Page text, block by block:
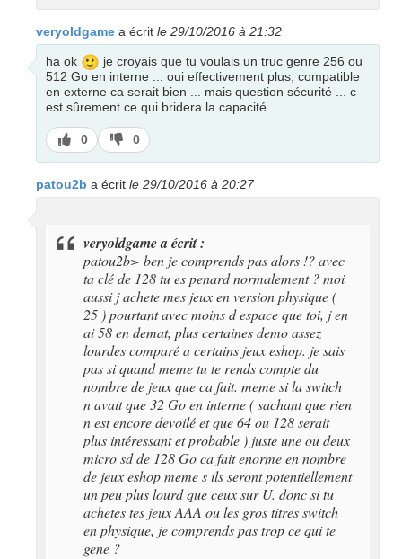
veryoldgame a écrit le 29/10/2016 à 21:32
ha ok 🙂 je croyais que tu voulais un truc genre 256 ou
512 Go en interne ... oui effectivement plus, compatible
en externe ca serait bien ... mais question sécurité ... c
est sûrement ce qui bridera la capacité
J’aime
0
J’aime
pas
0
patou2b a écrit le 29/10/2016 à 20:27
veryoldgame a écrit :
patou2b> ben je comprends pas alors !? avec
ta clé de 128 tu es penard normalement ? moi
aussi j achete mes jeux en version physique (
25 ) pourtant avec moins d espace que toi, j en
ai 58 en demat, plus certaines demo assez
lourdes comparé a certains jeux eshop. je sais
pas si quand meme tu te rends compte du
nombre de jeux que ca fait. meme si la switch
n avait que 32 Go en interne ( sachant que rien
n est encore devoilé et que 64 ou 128 serait
plus intéressant et probable ) juste une ou deux
micro sd de 128 Go ca fait enorme en nombre
de jeux eshop meme s ils seront potentiellement
un peu plus lourd que ceux sur U. donc si tu
achetes tes jeux AAA ou les gros titres switch
en physique, je comprends pas trop ce qui te
gene ?